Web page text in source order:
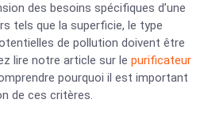
des besoins spécifiques d’une
tels que la superficie, le type
de pollution doivent être
lire notre article sur le purificateur
pourquoi il est important
de ces critères.